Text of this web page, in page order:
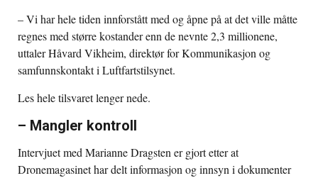
– Vi har hele tiden innforstått med og åpne på at det ville måtte
regnes med større kostander enn de nevnte 2,3 millionene,
uttaler Håvard Vikheim, direktør for Kommunikasjon og
samfunnskontakt i Luftfartstilsynet.
Les hele tilsvaret lenger nede.
– Mangler kontroll
Intervjuet med Marianne Dragsten er gjort etter at
Dronemagasinet har delt informasjon og innsyn i dokumenter